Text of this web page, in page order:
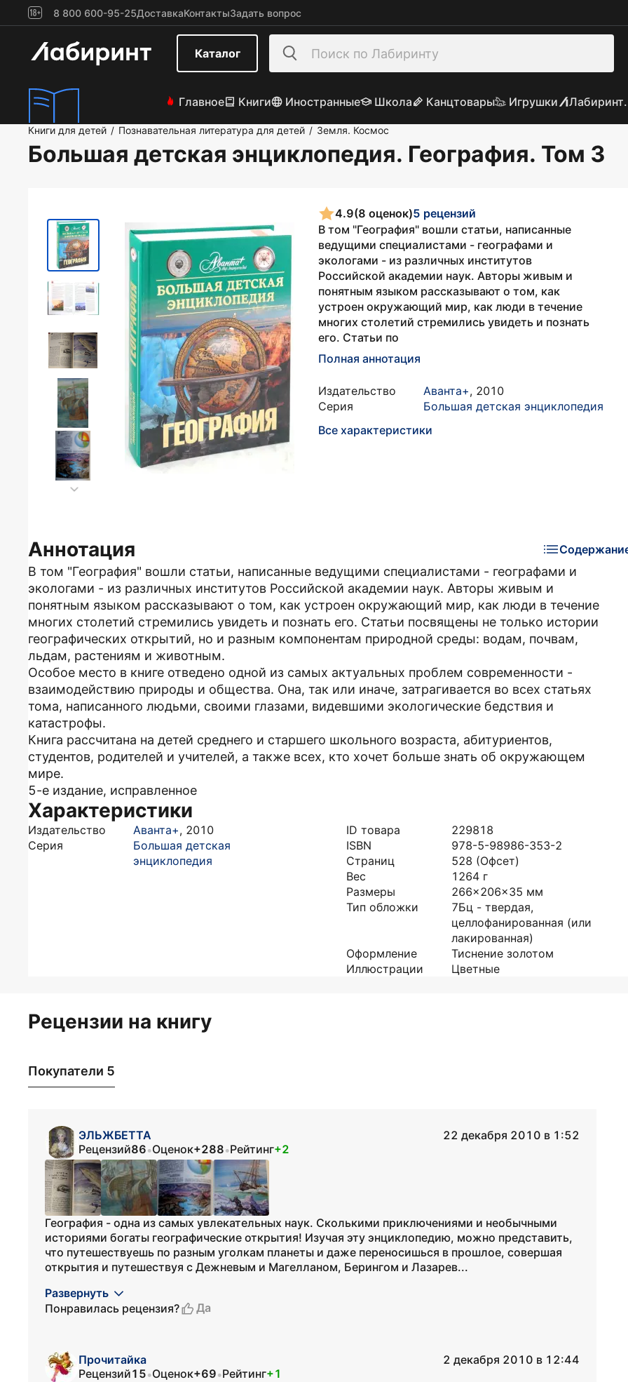
8 800 600-95-25ДоставкаКонтактыЗадать вопрос
Каталог
Главное Книги Иностранные Школа Канцтовары Игрушки
Книги для детей / Познавательная литература для детей / Земля. Космос
Большая детская энциклопедия. География. Том 3
4.9(8 оценок)5 рецензий
В том "География" вошли статьи, написанные
ведущими специалистами - географами и
экологами - из различных институтов
Российской академии наук. Авторы живым и
понятным языком рассказывают о том, как
устроен окружающий мир, как люди в течение
многих столетий стремились увидеть и познать
его. Статьи по
Полная аннотация
Издательство Аванта+, 2010
Серия
Большая детская энциклопедия
Все характеристики
Аннотация
В том "География" вошли статьи, написанные ведущими специалистами - географами и
экологами - из различных институтов Российской академии наук. Авторы живым и
понятным языком рассказывают о том, как устроен окружающий мир, как люди в течение
многих столетий стремились увидеть и познать его. Статьи посвящены не только истории
географических открытий, но и разным компонентам природной среды: водам, почвам,
льдам, растениям и животным.
Особое место в книге отведено одной из самых актуальных проблем современности -
взаимодействию природы и общества. Она, так или иначе, затрагивается во всех статьях
тома, написанного людьми, своими глазами, видевшими экологические бедствия и
катастрофы.
Книга рассчитана на детей среднего и старшего школьного возраста, абитуриентов,
студентов, родителей и учителей, а также всех, кто хочет больше знать об окружающем
мире.
5-е издание, исправленное
Характеристики
Издательство Аванта+, 2010
Серия
Большая детская
энциклопедия
ID товара
229818
ISBN
978-5-98986-353-2
Страниц
528 (Офсет)
Вес
1264 г
Размеры
266x206x35 мм
Тип обложки
7Бц - твердая,
целлофанированная (или
лакированная)
Оформление
Тиснение золотом
Иллюстрации
Цветные
Рецензии на книгу
Покупатели 5
ЭЛЬЖБЕТТА
22 декабря 2010 в 1:52
Рецензий86•Оценок+288•Рейтинг+2
География - одна из самых увлекательных наук. Сколькими приключениями и необычными
историями богаты географические открытия! Изучая эту энциклопедию, можно представить,
что путешествуешь по разным уголкам планеты и даже переносишься в прошлое, совершая
открытия и путешествуя с Дежневым и Магелланом, Берингом и Лазарев...
Развернуть
Понравилась рецензия?
Да
Прочитайка
2 декабря 2010 в 12:44
Рецензий15•Оценок+69•Рейтинг+1